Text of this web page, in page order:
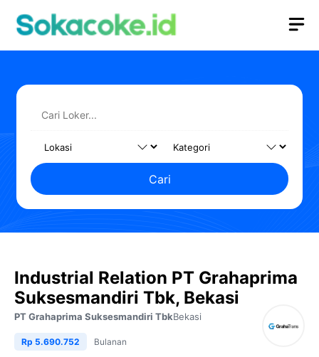
Cari
Industrial Relation PT Grahaprima
Suksesmandiri Tbk, Bekasi
PT Grahaprima Suksesmandiri TbkBekasi
Rp 5.690.752 Bulanan